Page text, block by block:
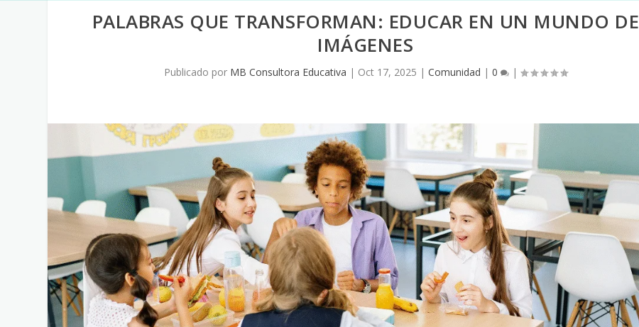
PALABRAS QUE TRANSFORMAN: EDUCAR EN UN MUNDO DE
IMÁGENES
Publicado por MB Consultora Educativa | Oct 17, 2025 | Comunidad | 0 |